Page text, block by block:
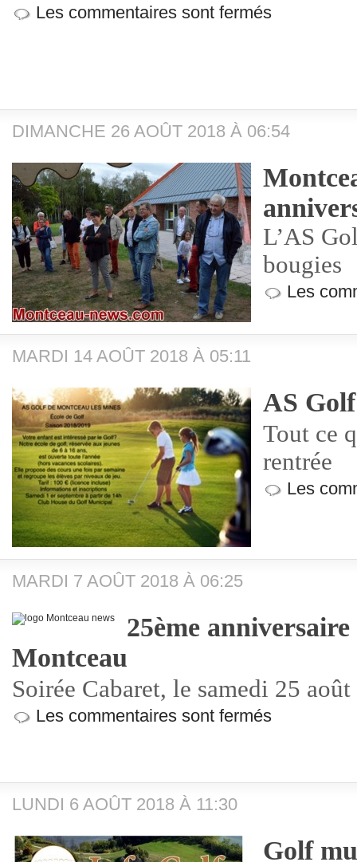
Les commentaires sont fermés
DIMANCHE 26 AOÛT 2018 À 06:54
L’AS
bougies
Les
MARDI 14 AOÛT 2018 À 05:11
AS
Tout ce
rentrée
Les
MARDI 7 AOÛT 2018 À 06:25
25ème
Montceau
Soirée Cabaret, le samedi 25
Les commentaires sont fermés
LUNDI 6 AOÛT 2018 À 11:30
Golf